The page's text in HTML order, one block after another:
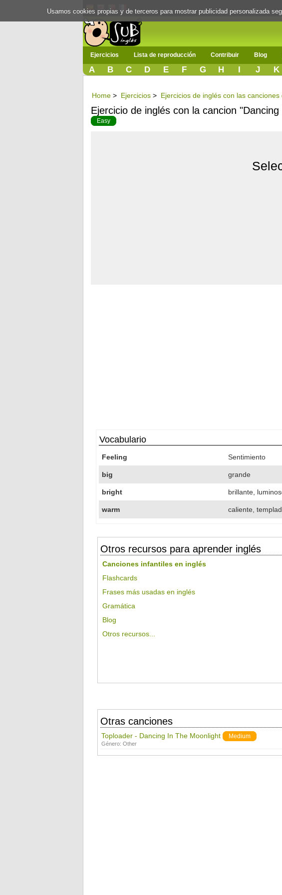
Ejercicios Lista de reproducción Contribuir Blog
A B C D E F G H I J K
Home > Ejercicios > Ejercicios de inglés con las canciones
Ejercicio de inglés con la cancion
Easy
Vocabulario
Feeling Sentimiento
big grande
bright brillante,
warm caliente,
Otros recursos para aprender inglés
Canciones infantiles en inglés
Flashcards
Frases más usadas en inglés
Gramática
Blog
Otros recursos...
Otras canciones
Toploader - Dancing In The Moonlight Medium
Género: Other
Usamos cookies propias y de terceros para mostrar publicidad personalizada